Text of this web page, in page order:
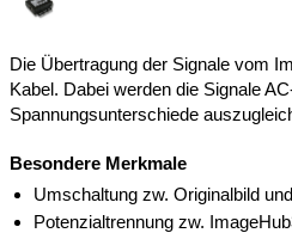
Die Übertragung der Signale vom
Kabel. Dabei werden die Signale
Spannungsunterschiede
Besondere Merkmale
Umschaltung zw. Originalbild
Potenzialtrennung zw.